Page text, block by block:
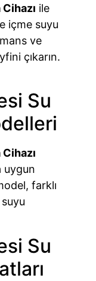
ile
içme suyu
ve
çıkarın.
Su
uygun
farklı
Su